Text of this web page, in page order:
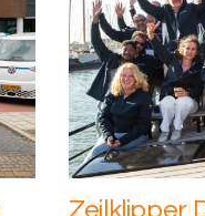
Zeilklipper